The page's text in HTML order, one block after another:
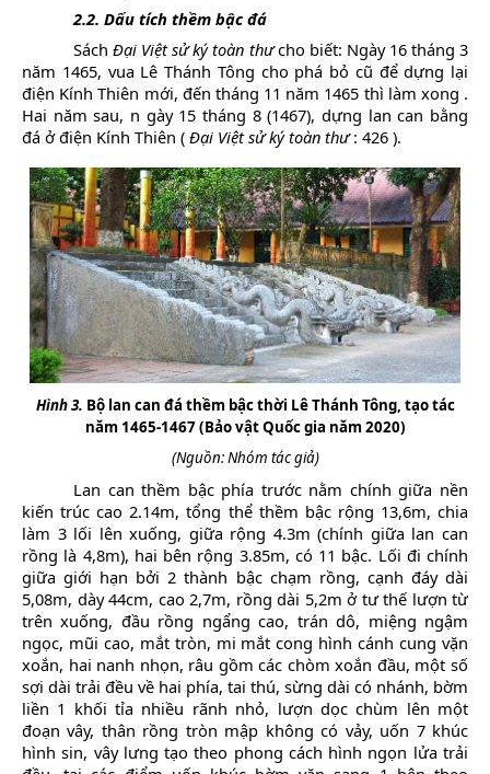
2.2.Dấu tích thềm bậc đá
Sách Đại Việt sử ký toàn thư cho biết: Ngày 16 tháng 3
năm 1465, vua Lê Thánh Tông cho phá bỏ cũ để dựng lại
điện Kính Thiên mới, đến tháng 11 năm 1465 thì làm xong .
Hai năm sau, n gày 15 tháng 8 (1467), dựng lan can bằng
đá ở điện Kính Thiên ( Đại Việt sử ký toàn thư : 426 ).
Hình 3. Bộ lan can đá thềm bậc thời Lê Thánh Tông, tạo tác
năm 1465-1467 (Bảo vật Quốc gia năm 2020)
(Nguồn: Nhóm tác giả)
Lan can thềm bậc phía trước nằm chính giữa nền
kiến trúc cao 2.14m, tổng thể thềm bậc rộng 13,6m, chia
làm 3 lối lên xuống, giữa rộng 4.3m (chính giữa lan can
rồng là 4,8m), hai bên rộng 3.85m, có 11 bậc. Lối đi chính
giữa giới hạn bởi 2 thành bậc chạm rồng, cạnh đáy dài
5,08m, dày 44cm, cao 2,7m, rồng dài 5,2m ở tư thế lượn từ
trên xuống, đầu rồng ngẩng cao, trán dô, miệng ngậm
ngọc, mũi cao, mắt tròn, mi mắt cong hình cánh cung vặn
xoắn, hai nanh nhọn, râu gồm các chòm xoắn đầu, một số
sợi dài trải đều về hai phía, tai thú, sừng dài có nhánh, bờm
liền 1 khối tỉa nhiều rãnh nhỏ, lượn dọc chùm lên một
đoạn vây, thân rồng tròn mập không có vảy, uốn 7 khúc
hình sin, vây lưng tạo theo phong cách hình ngọn lửa trải